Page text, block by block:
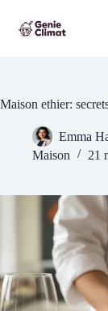
contenu
Maison ethier:
Emma
Maison
21